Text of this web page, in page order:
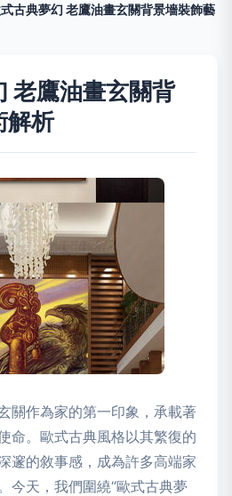
古典夢幻 老鷹油畫玄關背景墻裝飾藝
老鷹油畫玄關背
解析
關作為家的第一印象，承載著
命。歐式古典風格以其繁復的
邃的敘事感，成為許多高端家
今天，我們圍繞“歐式古典夢